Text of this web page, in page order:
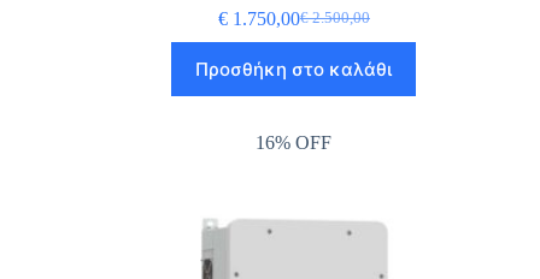
€2.500,00
€1.750,00
Προσθήκη στο καλάθι
16% OFF